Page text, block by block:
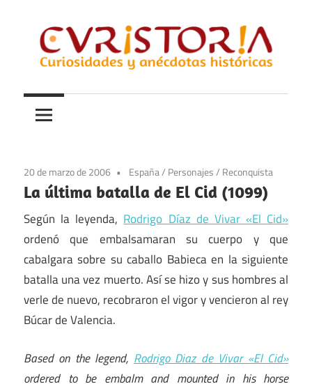
contenido
Curistoria
y
anécdotas
historia
20 de marzo de 2006 España/ Personajes/ Reconquista
La última batalla de El Cid (1099)
Según la leyenda,Rodrigo Díaz de Vivar «El Cid»
ordenó que embalsamaran su cuerpo y que
cabalgara sobre su caballo Babieca en la siguiente
batalla una vez muerto. Así se hizo y sus hombres al
verle de nuevo, recobraron el vigor y vencieron al rey
Búcar de Valencia.
Based on the legend, Rodrigo Diaz de Vivar «El Cid»
ordered to be embalm and mounted in his horse